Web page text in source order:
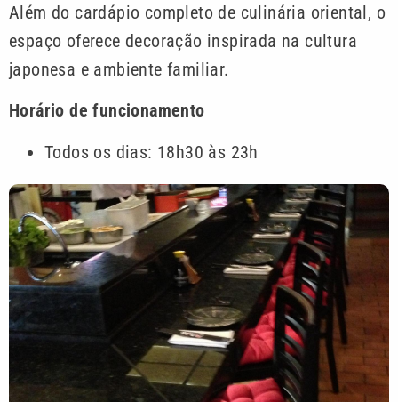
Além do cardápio completo de culinária oriental, o
espaço oferece decoração inspirada na cultura
japonesa e ambiente familiar.
Horário de funcionamento
Todos os dias: 18h30 às 23h